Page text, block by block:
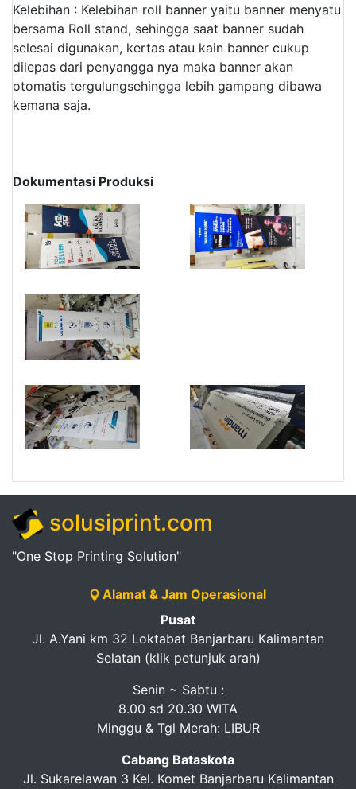
Kelebihan : Kelebihan roll banner yaitu banner menyatu
bersama Roll stand, sehingga saat banner sudah
selesai digunakan, kertas atau kain banner cukup
dilepas dari penyangga nya maka banner akan
otomatis tergulungsehingga lebih gampang dibawa
kemana saja.
Dokumentasi Produksi
solusiprint.com
"One Stop Printing Solution"
Alamat & Jam Operasional
Pusat
Jl. A.Yani km 32 Loktabat Banjarbaru Kalimantan
Selatan (klik petunjuk arah)
Senin ~ Sabtu :
8.00 sd 20.30 WITA
Minggu & Tgl Merah: LIBUR
Cabang Bataskota
Jl. Sukarelawan 3 Kel. Komet Banjarbaru Kalimantan